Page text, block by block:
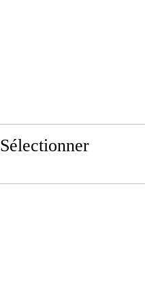
Sélectionner